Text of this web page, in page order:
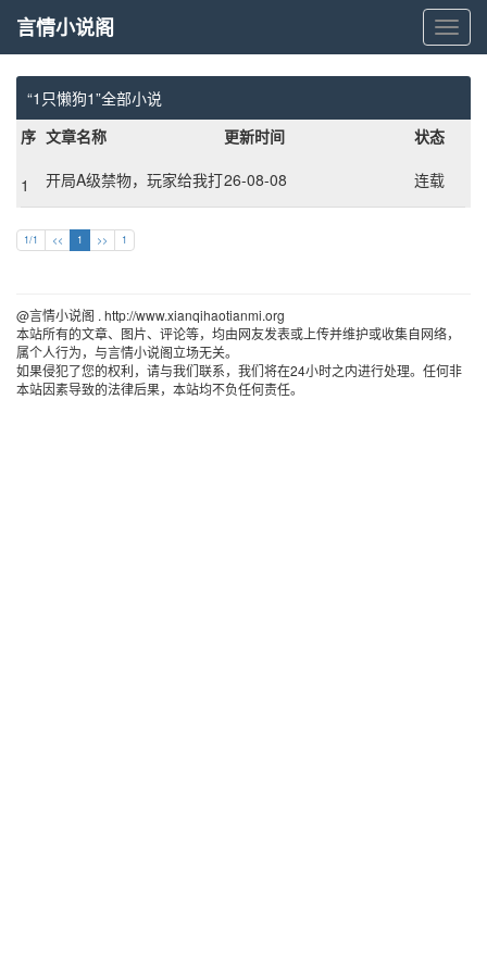
言
情
小
阁
言情小说阁
“1只懒狗1”全部小说
序 文章名称 更新时间 状态
1
开局A级禁物，玩家给我打
工
26-08-08 连载
1/1 << 1 >> 1
@言情小说阁 . http://www.xianqihaotianmi.org
本站所有的文章、图片、评论等，均由网友发表或上传并维护或收集自网络，
属个人行为，与言情小说阁立场无关。
如果侵犯了您的权利，请与我们联系，我们将在24小时之内进行处理。任何非
本站因素导致的法律后果，本站均不负任何责任。